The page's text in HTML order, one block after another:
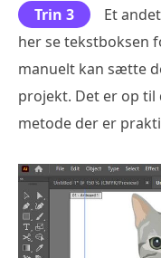
Trin 3
Et
her se tekstboksen
manuelt kan sætte
projekt. Det er op til
metode der er